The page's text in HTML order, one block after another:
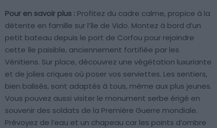
Pour en savoir plus : Profitez du cadre calme, propice à la
détente en famille sur l’île de Vido. Montez à bord d’un
petit bateau depuis le port de Corfou pour rejoindre
cette île paisible, anciennement fortifiée par les
Vénitiens. Sur place, découvrez une végétation luxuriante
et de jolies criques où poser vos serviettes. Les sentiers,
bien balisés, sont adaptés à tous, même aux plus jeunes.
Vous pouvez aussi visiter le monument serbe érigé en
souvenir des soldats de la Première Guerre mondiale.
Prévoyez de l’eau et un chapeau car les points d’ombre